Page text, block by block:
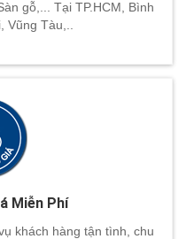
gỗ,... Tại TP.HCM, Bình
Vũng Tàu,..
Miễn Phí
khách hàng tận tình, chu